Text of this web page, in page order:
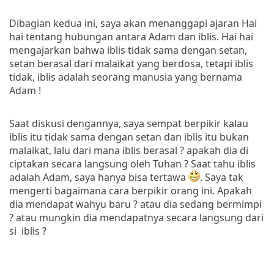
Dibagian kedua ini, saya akan menanggapi ajaran Hai
hai tentang hubungan antara Adam dan iblis. Hai hai
mengajarkan bahwa iblis tidak sama dengan setan,
setan berasal dari malaikat yang berdosa, tetapi iblis
tidak, iblis adalah seorang manusia yang bernama
Adam !
Saat diskusi dengannya, saya sempat berpikir kalau
iblis itu tidak sama dengan setan dan iblis itu bukan
malaikat, lalu dari mana iblis berasal ? apakah dia di
ciptakan secara langsung oleh Tuhan ? Saat tahu iblis
adalah Adam, saya hanya bisa tertawa
. Saya tak
mengerti bagaimana cara berpikir orang ini. Apakah
dia mendapat wahyu baru ? atau dia sedang bermimpi
? atau mungkin dia mendapatnya secara langsung dari
si iblis ?